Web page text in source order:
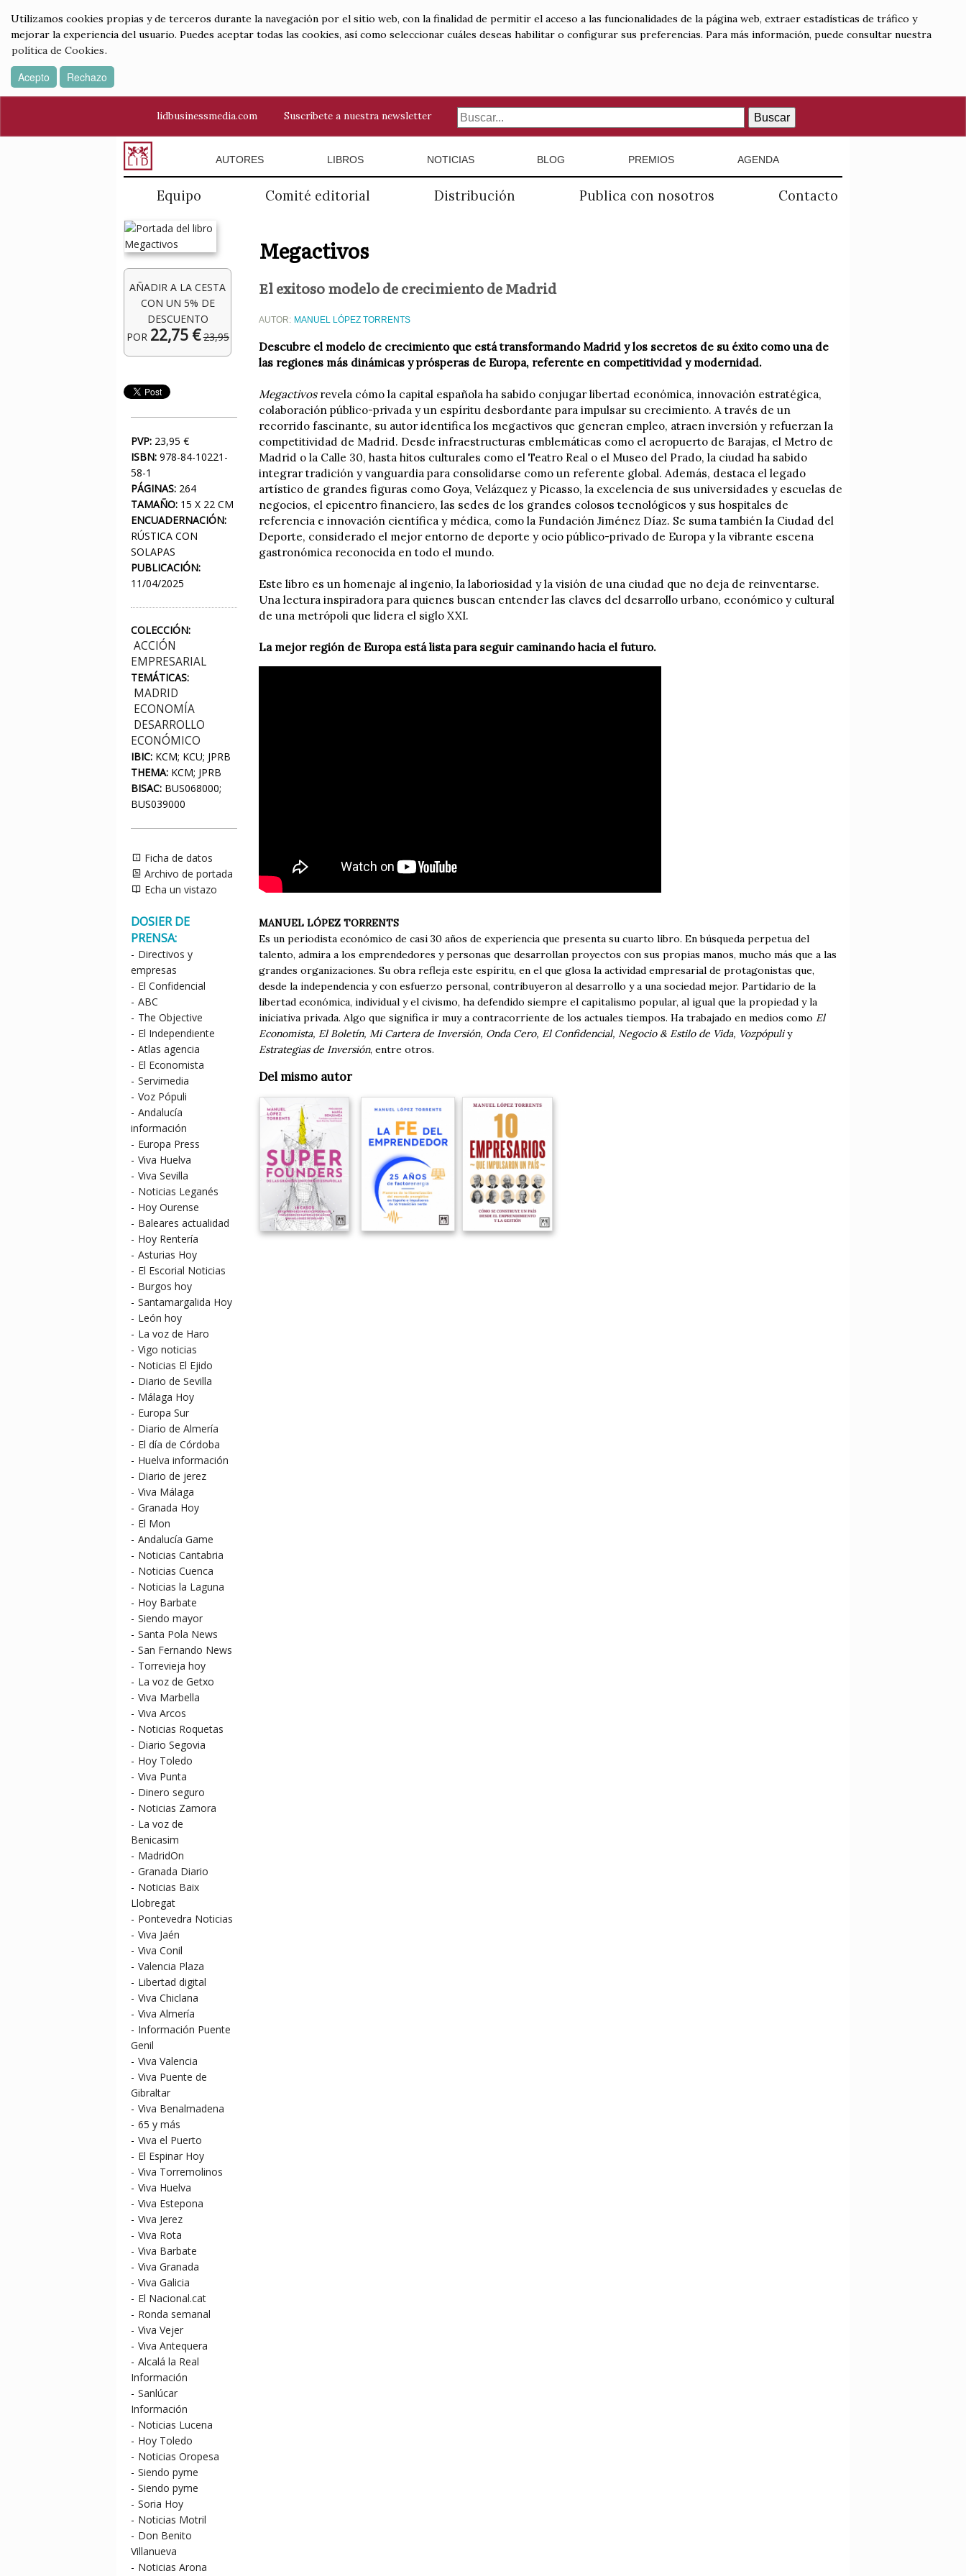
Utilizamos cookies propias y de terceros durante la navegación por el sitio web, con la finalidad de permitir el acceso a las funcionalidades de la página web, extraer estadísticas de tráfico y
mejorar la experiencia del usuario. Puedes aceptar todas las cookies, así como seleccionar cuáles deseas habilitar o configurar sus preferencias. Para más información, puede consultar nuestra
política de Cookies.
Acepto Rechazo
lidbusinessmedia.com Suscríbete a nuestra newsletter Buscar
AUTORES LIBROS NOTICIAS BLOG PREMIOS AGENDA
Equipo Comité editorial Distribución Publica con nosotros Contacto
AÑADIR A LA CESTA
CON UN 5% DE
DESCUENTO
POR 22,75 € 23,95
PVP: 23,95 €
ISBN: 978-84-10221-
58-1
PÁGINAS: 264
TAMAÑO: 15 X 22 CM
ENCUADERNACIÓN:
RÚSTICA CON
SOLAPAS
PUBLICACIÓN:
11/04/2025
COLECCIÓN:
ACCIÓN
EMPRESARIAL
TEMÁTICAS:
MADRID
ECONOMÍA
DESARROLLO
ECONÓMICO
IBIC: KCM; KCU; JPRB
THEMA: KCM; JPRB
BISAC: BUS068000;
BUS039000
Ficha de datos
Archivo de portada
Echa un vistazo
DOSIER DE
PRENSA:
- Directivos y
empresas
- El Confidencial
- ABC
- The Objective
- El Independiente
- Atlas agencia
- El Economista
- Servimedia
- Voz Pópuli
- Andalucía
información
- Europa Press
- Viva Huelva
- Viva Sevilla
- Noticias Leganés
- Hoy Ourense
- Baleares actualidad
- Hoy Rentería
- Asturias Hoy
- El Escorial Noticias
- Burgos hoy
- Santamargalida Hoy
- León hoy
- La voz de Haro
- Vigo noticias
- Noticias El Ejido
- Diario de Sevilla
- Málaga Hoy
- Europa Sur
- Diario de Almería
- El día de Córdoba
- Huelva información
- Diario de jerez
- Viva Málaga
- Granada Hoy
- El Mon
- Andalucía Game
- Noticias Cantabria
- Noticias Cuenca
- Noticias la Laguna
- Hoy Barbate
- Siendo mayor
- Santa Pola News
- San Fernando News
- Torrevieja hoy
- La voz de Getxo
- Viva Marbella
- Viva Arcos
- Noticias Roquetas
- Diario Segovia
- Hoy Toledo
- Viva Punta
- Dinero seguro
- Noticias Zamora
- La voz de
Benicasim
- MadridOn
- Granada Diario
- Noticias Baix
Llobregat
- Pontevedra Noticias
- Viva Jaén
- Viva Conil
- Valencia Plaza
- Libertad digital
- Viva Chiclana
- Viva Almería
- Información Puente
Genil
- Viva Valencia
- Viva Puente de
Gibraltar
- Viva Benalmadena
- 65 y más
- Viva el Puerto
- El Espinar Hoy
- Viva Torremolinos
- Viva Huelva
- Viva Estepona
- Viva Jerez
- Viva Rota
- Viva Barbate
- Viva Granada
- Viva Galicia
- El Nacional.cat
- Ronda semanal
- Viva Vejer
- Viva Antequera
- Alcalá la Real
Información
- Sanlúcar
Información
- Noticias Lucena
- Hoy Toledo
- Noticias Oropesa
- Siendo pyme
- Siendo pyme
- Soria Hoy
- Noticias Motril
- Don Benito
Villanueva
- Noticias Arona
Megactivos
El exitoso modelo de crecimiento de Madrid
AUTOR: MANUEL LÓPEZ TORRENTS
Descubre el modelo de crecimiento que está transformando Madrid y los secretos de su éxito como una de
las regiones más dinámicas y prósperas de Europa, referente en competitividad y modernidad.
Megactivosrevela cómo la capital española ha sabido conjugar libertad económica, innovación estratégica,
colaboración público-privada y un espíritu desbordante para impulsar su crecimiento. A través de un
recorrido fascinante, su autor identifica los megactivos que generan empleo, atraen inversión y refuerzan la
competitividad de Madrid. Desde infraestructuras emblemáticas como el aeropuerto de Barajas, el Metro de
Madrid o la Calle 30, hasta hitos culturales como el Teatro Real o el Museo del Prado, la ciudad ha sabido
integrar tradición y vanguardia para consolidarse como un referente global. Además, destaca el legado
artístico de grandes figuras como Goya, Velázquez y Picasso, la excelencia de sus universidades y escuelas de
negocios, el epicentro financiero, las sedes de los grandes colosos tecnológicos y sus hospitales de
referencia e innovación científica y médica, como la Fundación Jiménez Díaz. Se suma también la Ciudad del
Deporte, considerado el mejor entorno de deporte y ocio público-privado de Europa y la vibrante escena
gastronómica reconocida en todo el mundo.
Este libro es un homenaje al ingenio, la laboriosidad y la visión de una ciudad que no deja de reinventarse.
Una lectura inspiradora para quienes buscan entender las claves del desarrollo urbano, económico y cultural
de una metrópoli que lidera el siglo XXI.
La mejor región de Europa está lista para seguir caminando hacia el futuro.
MANUEL LÓPEZ TORRENTS
Es un periodista económico de casi 30 años de experiencia que presenta su cuarto libro. En búsqueda perpetua del
talento, admira a los emprendedores y personas que desarrollan proyectos con sus propias manos, mucho más que a las
grandes organizaciones. Su obra refleja este espíritu, en el que glosa la actividad empresarial de protagonistas que,
desde la independencia y con esfuerzo personal, contribuyeron al desarrollo y a una sociedad mejor. Partidario de la
libertad económica, individual y el civismo, ha defendido siempre el capitalismo popular, al igual que la propiedad y la
iniciativa privada. Algo que significa ir muy a contracorriente de los actuales tiempos. Ha trabajado en medios como El
Economista, El Boletín, Mi Cartera de Inversión, Onda Cero, El Confidencial, Negocio & Estilo de Vida, Vozpópuliy
Estrategias de Inversión, entre otros.
Del mismo autor